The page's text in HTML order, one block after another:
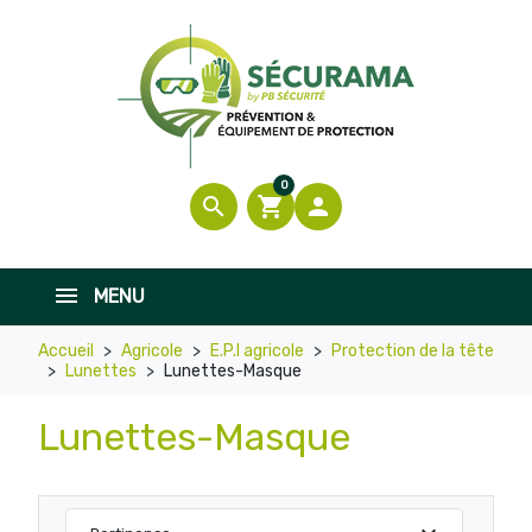
search shopping_cart
0

MENU
Accueil Agricole E.P.I agricole
Protection de la tête
Lunettes
Lunettes-Masque
Lunettes-Masque